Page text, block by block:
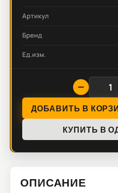
Артикул
Бренд
Ед.изм.
ДОБАВИТЬ В
КУПИТЬ В
ОПИСАНИЕ